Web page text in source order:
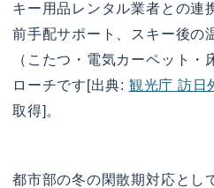
キー用品レンタル業者との連
前手配サポート、スキー後の
（こたつ・電気カーペット
ローチです[出典: 観光庁 訪日
取得]。
都市部の冬の閑散期対応とし